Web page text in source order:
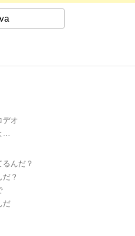
デオ
…
んだ？
？
だ